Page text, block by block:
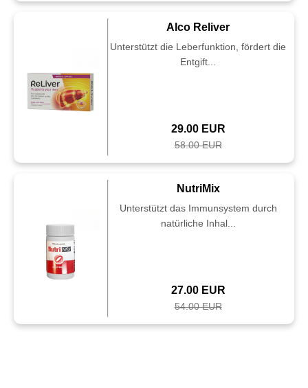
Alco Reliver
Unterstützt die Leberfunktion, fördert die
Entgift...
29.00 EUR
58.00 EUR
NutriMix
Unterstützt das Immunsystem durch
natürliche Inhal...
27.00 EUR
54.00 EUR